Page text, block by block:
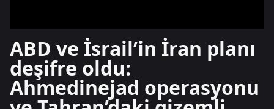
ABD ve İsrail’in İran planı
deşifre oldu:
Ahmedinejad operasyonu